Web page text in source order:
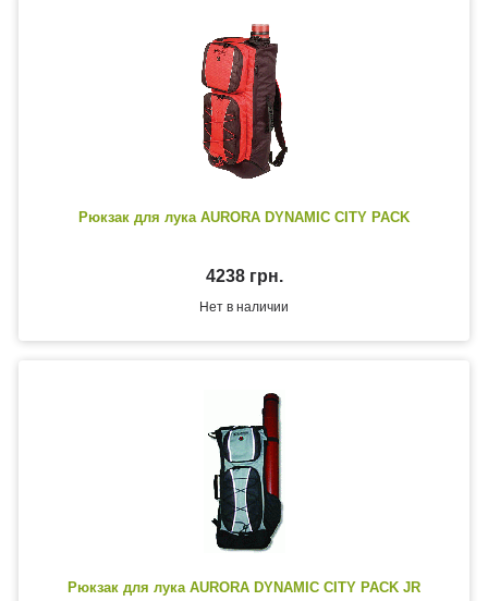
Рюкзак для лука AURORA DYNAMIC CITY PACK
4238 грн.
Нет в наличии
Рюкзак для лука AURORA DYNAMIC CITY PACK JR